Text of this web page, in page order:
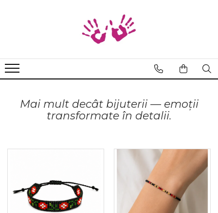
Cod Binar
Țesută manual
Mai mult decât bijuterii — emoții
transformate în detalii.